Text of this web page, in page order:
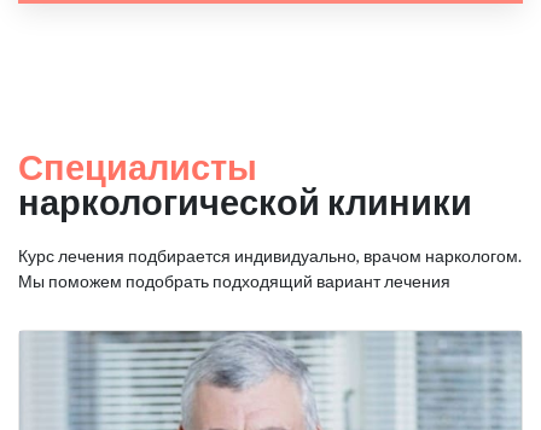
Специалисты
наркологической клиники
Курс лечения подбирается индивидуально, врачом наркологом.
Мы поможем подобрать подходящий вариант лечения